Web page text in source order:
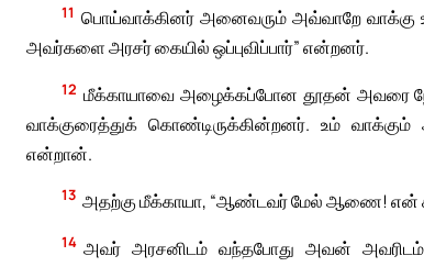
11 பொய்வாக்கினர் அனைவரும் அவ்வாறே வாக்கு
அவர்களை அரசர் கையில் ஒப்புவிப்பார்” என்றனர்.
12 மீக்காயாவை அழைக்கப்போன தூதன் அவரை
வாக்குரைத்துக் கொண்டிருக்கின்றனர். உம் வாக்கும்
என்றான்.
13 அதற்கு மீக்காயா, “ஆண்டவர் மேல் ஆணை! என்
14 அவர் அரசனிடம் வந்தபோது அவன் அவரிடம்,